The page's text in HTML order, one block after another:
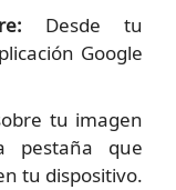
Desde tu
Google
tu imagen
pestaña que
tu dispositivo.